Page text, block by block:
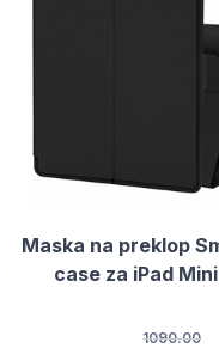
Maska na preklop
case za iPad
1090.00